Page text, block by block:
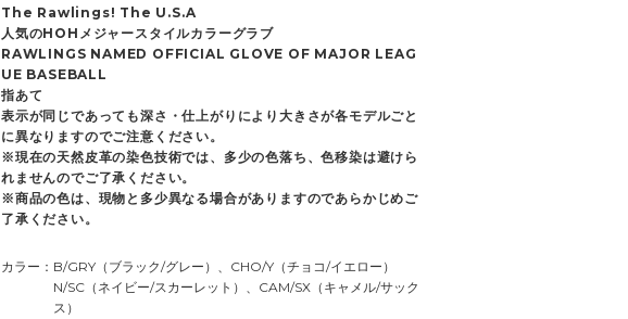
The Rawlings! The U.S.A
人気のHOHメジャースタイルカラーグラブ
RAWLINGS NAMED OFFICIAL GLOVE OF MAJOR LEAG
UE BASEBALL
指あて
表示が同じであっても深さ・仕上がりにより大きさが各モデルごと
に異なりますのでご注意ください。
※現在の天然皮革の染色技術では、多少の色落ち、色移染は避けら
れませんのでご了承ください。
※商品の色は、現物と多少異なる場合がありますのであらかじめご
了承ください。
カラー
B/GRY（ブラック/グレー）、CHO/Y（チョコ/イエロー）
N/SC（ネイビー/スカーレット）、CAM/SX（キャメル/サック
ス）